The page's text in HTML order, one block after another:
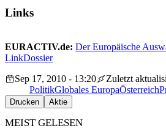
Links
EURACTIV.de: Der Europäische
LinkDossier
Sep 17, 2010 - 13:20
Zuletzt
PolitikGlobales EuropaÖsterreich
Drucken Aktie
MEIST GELESEN